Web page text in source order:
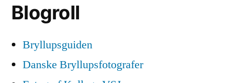
Blogroll
Bryllupsguiden
Danske Bryllupsfotografer